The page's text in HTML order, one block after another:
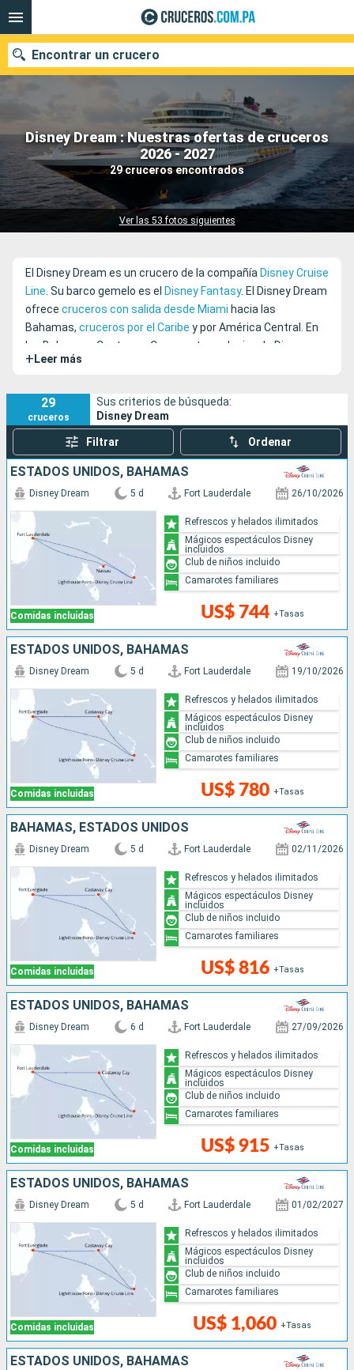
Disney Dream : Nuestras ofertas de cruceros
2026 - 2027
29 cruceros encontrados
Ver las 53 fotos siguientes
Encontrar un crucero
Nuestros destinos
Fecha de salida
El Disney Dream es un crucero de la compañía Disney Cruise
Line. Su barco gemelo es el Disney Fantasy. El Disney Dream
ofrece cruceros con salida desde Miami hacia las
Bahamas, cruceros por el Caribe y por América Central. En
las Bahamas, Castaway Cay, puerto exclusivo de Disney
Cruise Line, ofrece una gran variedad de actividades en un
los cruceros familiares: tras su elegancia clásica, el barco
ofrece una amplia gama de entretenimientos para todas
las edades.
+ Leer más
29
cruceros
Sus criterios de búsqueda:
Disney Dream
Filtrar Ordenar
ESTADOS UNIDOS, BAHAMAS
Comidas incluidas
Disney Dream 5 d Fort Lauderdale 26/10/2026
US$ 744 +Tasas
Refrescos y helados ilimitados
Mágicos espectáculos Disney
incluidos
Club de niños incluido
Camarotes familiares
ESTADOS UNIDOS, BAHAMAS
Comidas incluidas
Disney Dream 5 d Fort Lauderdale 19/10/2026
US$ 780 +Tasas
Refrescos y helados ilimitados
Mágicos espectáculos Disney
incluidos
Club de niños incluido
Camarotes familiares
BAHAMAS, ESTADOS UNIDOS
Comidas incluidas
Disney Dream 5 d Fort Lauderdale 02/11/2026
US$ 816 +Tasas
Refrescos y helados ilimitados
Mágicos espectáculos Disney
incluidos
Club de niños incluido
Camarotes familiares
ESTADOS UNIDOS, BAHAMAS
Comidas incluidas
Disney Dream 6 d Fort Lauderdale 27/09/2026
US$ 915 +Tasas
Refrescos y helados ilimitados
Mágicos espectáculos Disney
incluidos
Club de niños incluido
Camarotes familiares
ESTADOS UNIDOS, BAHAMAS
Comidas incluidas
Disney Dream 5 d Fort Lauderdale 01/02/2027
US$ 1,060 +Tasas
Refrescos y helados ilimitados
Mágicos espectáculos Disney
incluidos
Club de niños incluido
Camarotes familiares
ESTADOS UNIDOS, BAHAMAS